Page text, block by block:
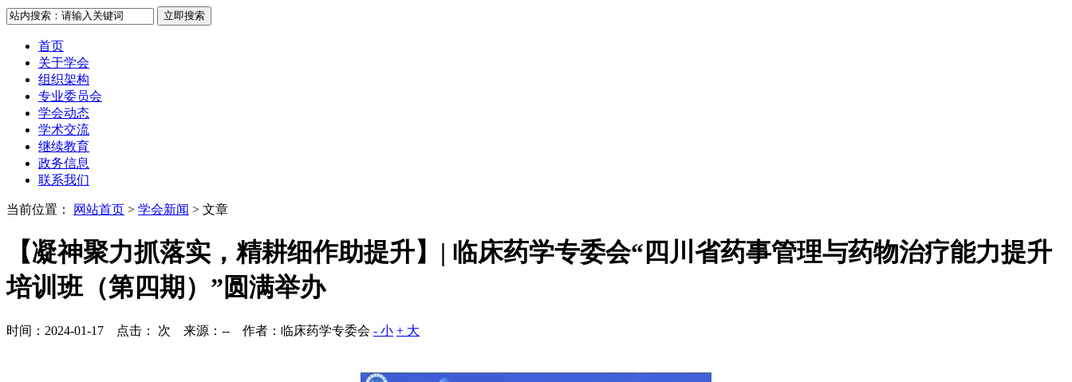
首页
关于学会
组织架构
专业委员会
学会动态
学术交流
继续教育
政务信息
联系我们
当前位置： 网站首页 > 学会新闻 > 文章
【凝神聚力抓落实，精耕细作助提升】| 临床药学专委会“四川省药事管理与药物治疗能力提升
培训班（第四期）”圆满举办
时间：2024-01-17 点击： 次 来源：-- 作者：临床药学专委会 - 小 + 大